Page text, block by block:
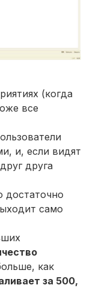
(когда
все
и, если видят
друга
достаточно
само
как
за 500,